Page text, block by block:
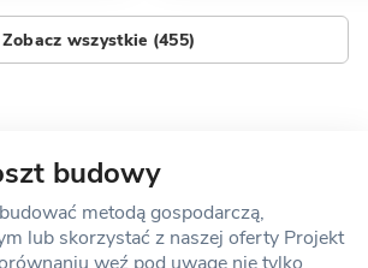
Zobacz wszystkie (455)
budowy
metodą gospodarczą,
lub skorzystać z naszej oferty Projekt